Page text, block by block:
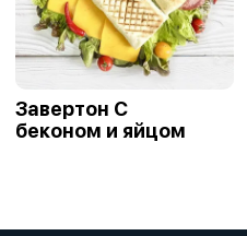
Завертон С
беконом и яйцом